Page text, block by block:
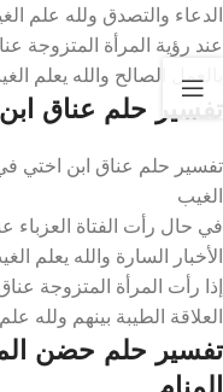
الدعاء والتصدق ولله علم
عند رؤية المرأة المتزوجة
بالعمل الصالح والله يعلم
تفسير حلم عناق
تفسير حلم عناق ابن اختي
الغيب
في حال رأت الفتاة العزباء
الأخبار السارة والله يعلم
إذا رأت المرأة المتزوجة
العلاقة الطيبة بينهم ولله
تفسير حلم حضن